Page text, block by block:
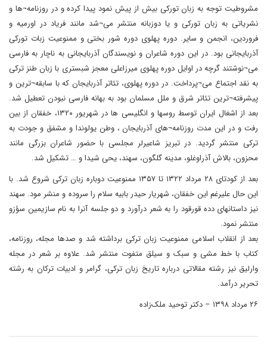
مشروطیت توجه به زبان تورکی بیش از پیش نمود پیدا کرده و در روزنامه¬ها و
نشریاتی به زبان تورکی و یا دوزبانه منتشر می¬شد مانند فریاد در اورمیه و
فروردین، انجمن و سایر. دوره پهلوی دوره شور بختی و ممنوعیت زبات تورکی
آذربایجانی بود. در این دوره شاعران و نویسندگان آذربایجانی به ناچار به فارسی
می¬نوشتند گرچه در اوایل دوره پهلوی میرزاعلی معجز شبستری با زبان طنز ترکی
به نقد اجتماع می¬پرداخت. در دوره پهلوی، تئاتر آذربایجان که با سابقه¬ترین و
پیشرفته¬ترین تئاتر شرق و ملل مسلمان بود به بهانه فارسی نبودن تعطیل شد.
بعد از اشغال ایران توسط روسها و انگلیسی ها در شهریور ۱۳۲۰، خفقان از بین
رفت و در این مدت روزنامه¬های آذربایجان ، وطن یولوندا و مشفق و جودت به
ترکی منتشر گردید. در تبریز شاعیرلر مجلسی با حضور شاعران بزرگی مانند
محزون، بالاش آذراوغلو، مدینه گلگون، سهند، یحی شیدا و … تشکیل شد.
بعد از کودتای ۲۸ مرداد ۱۳۲۲ تا ۱۳۵۷ ممنوعیت دوباره زبان ترکی شروع شد. با
این حال علیرغم این خفقان، شهریار حیدر بابیه سلام را سروده و منشر مود. سهند
نیز داستانهای دده قورقود را به شعر درآورد و دو جلسه آنرا به نام سازیمین سؤزو
منتشر نمود.
بعد از انقلاب اسلامی ممنوعیت زبان ترکی برداشته شد و صدها مجله، روزنامه،
کتاب با خط مشی و سبک و سیلق متفوت منتشر شد. علاوه بر شعر در مجله
وارلیق نیز رشته مقالاتی درباره تاریخ زبان ترکی، گرامر و ادبیات ترکان به رشته
تحریر درآمد.
۲۶ مرداد ۱۳۹۸ – دکتر توحید ملک‌زاده